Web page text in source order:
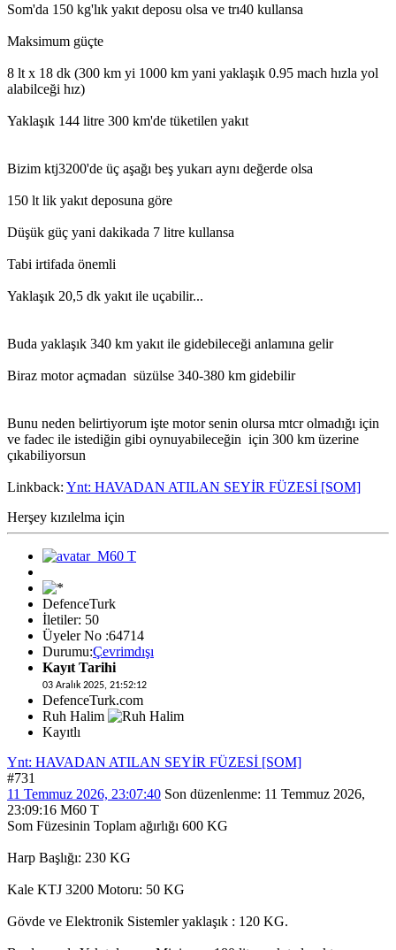
Som'da 150 kg'lık yakıt deposu olsa ve trı40 kullansa
Maksimum güçte
8 lt x 18 dk (300 km yi 1000 km yani yaklaşık 0.95 mach hızla yol
alabilceği hız)
Yaklaşık 144 litre 300 km'de tüketilen yakıt
Bizim ktj3200'de üç aşağı beş yukarı aynı değerde olsa
150 lt lik yakıt deposuna göre
Düşük güç yani dakikada 7 litre kullansa
Tabi irtifada önemli
Yaklaşık 20,5 dk yakıt ile uçabilir...
Buda yaklaşık 340 km yakıt ile gidebileceği anlamına gelir
Biraz motor açmadan süzülse 340-380 km gidebilir
Bunu neden belirtiyorum işte motor senin olursa mtcr olmadığı için
ve fadec ile istediğin gibi oynuyabileceğin için 300 km üzerine
çıkabiliyorsun
Linkback: Ynt: HAVADAN ATILAN SEYİR FÜZESİ [SOM]
Herşey kızılelma için
DefenceTurk
İletiler: 50
Üyeler No :64714
Durumu:Çevrimdışı
Kayıt Tarihi
03 Aralık 2025, 21:52:12
DefenceTurk.com
Ruh Halim
Kayıtlı
Ynt: HAVADAN ATILAN SEYİR FÜZESİ [SOM]
#731
11 Temmuz 2026, 23:07:40 Son düzenlenme: 11 Temmuz 2026,
23:09:16 M60 T
Som Füzesinin Toplam ağırlığı 600 KG
Harp Başlığı: 230 KG
Kale KTJ 3200 Motoru: 50 KG
Gövde ve Elektronik Sistemler yaklaşık : 120 KG.